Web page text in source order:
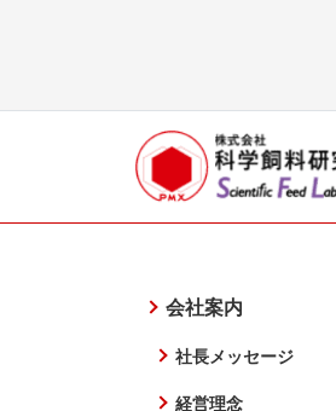
会社案内
社長メッセージ
経営理念